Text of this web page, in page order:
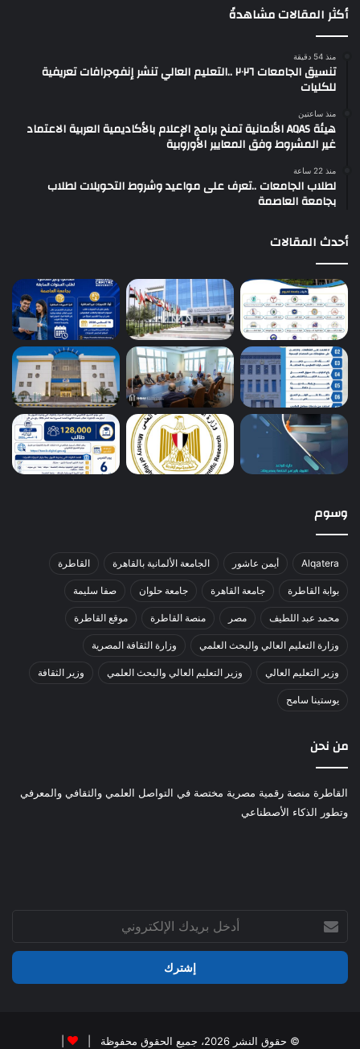
أكثر المقالات مشاهدةً
منذ 54 دقيقة
تنسيق الجامعات ٢٠٢٦ ..التعليم العالي تنشر إنفوجرافات تعريفية
للكليات
منذ ساعتين
هيئة AQAS الألمانية تمنح برامج الإعلام بالأكاديمية العربية الاعتماد
غير المشروط وفق المعايير الأوروبية
منذ 22 ساعة
لطلاب الجامعات ..تعرف على مواعيد وشروط التحويلات لطلاب
بجامعة العاصمة
أحدث المقالات
وسوم
Alqatera أيمن عاشور الجامعة الألمانية بالقاهرة القاطرة
بوابة القاطرة جامعة القاهرة جامعة حلوان صفا سليمة
محمد عبد اللطيف مصر منصة القاطرة موقع القاطرة
وزارة التعليم العالي والبحث العلمي وزارة الثقافة المصرية
وزير التعليم العالي وزير التعليم العالي والبحث العلمي وزير الثقافة
يوستينا سامح
من نحن
القاطرة منصة رقمية مصرية مختصة في التواصل العلمي والثقافي والمعرفي
وتطور الذكاء الأصطناعي
بريدك
الإلكتروني
© حقوق النشر 2026، جميع الحقوق محفوظة |